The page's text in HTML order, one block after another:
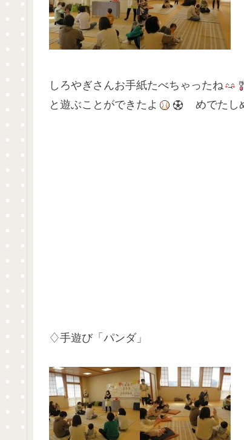
しろやぎさんお手紙たべちゃったね
と遊ぶことができたよ
めでたし
♢手遊び「パンダ」